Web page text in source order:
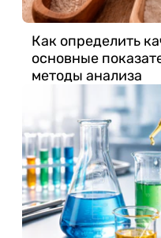
Как определить
основные
методы анализа